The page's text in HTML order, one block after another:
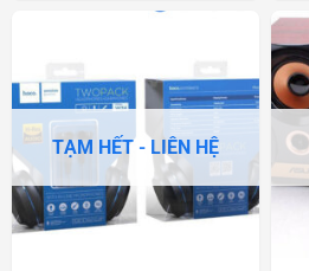
TẠM HẾT - LIÊN HỆ